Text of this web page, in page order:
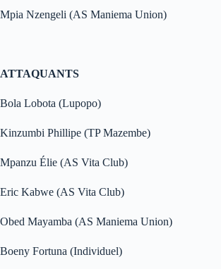
Mpia Nzengeli (AS Maniema Union)
ATTAQUANTS
Bola Lobota (Lupopo)
Kinzumbi Phillipe (TP Mazembe)
Mpanzu Élie (AS Vita Club)
Eric Kabwe (AS Vita Club)
Obed Mayamba (AS Maniema Union)
Boeny Fortuna (Individuel)